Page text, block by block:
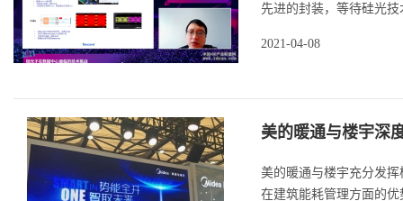
先进的封装，等待硅光
2021-04-08
美的暖通与楼宇深
美的暖通与楼宇充分发
在建筑能耗管理方面的